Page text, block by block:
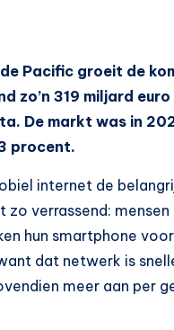
Pacific groeit de
zo’n 319 miljard
De markt was in
procent.
internet de
verrassend:
hun smartphone
dat netwerk is
meer aan per